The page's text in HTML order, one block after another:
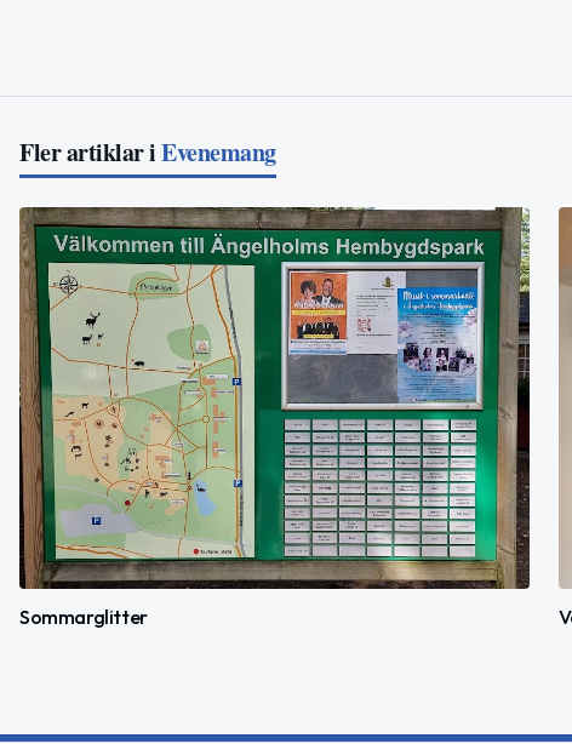
Fler artiklar iEvenemang
Sommarglitter